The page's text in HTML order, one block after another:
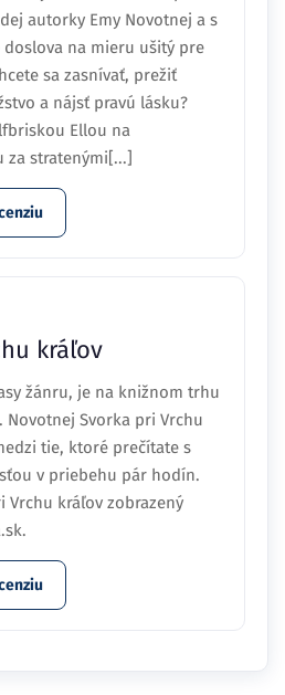
autorky Emy Novotnej a s
na mieru ušitý pre
sa zasnívať, prežiť
a nájsť pravú lásku?
Ellou na
za stratenými[...]
kráľov
žánru, je na knižnom trhu
Novotnej Svorka pri Vrchu
tie, ktoré prečítate s
v priebehu pár hodín.
Vrchu kráľov zobrazený